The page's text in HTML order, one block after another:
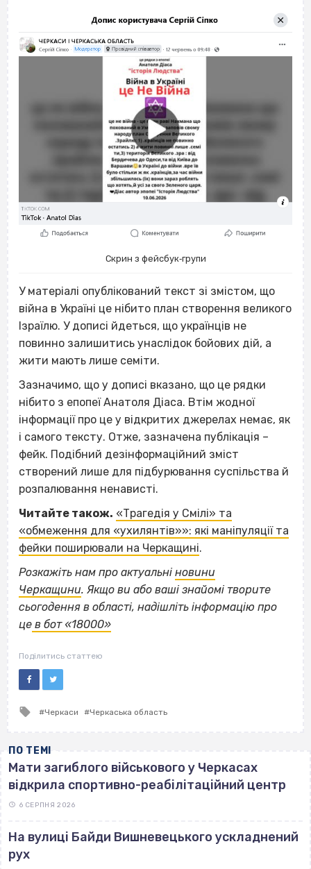
Скрин з фейсбук‐групи
У матеріалі опублікований текст зі змістом, що
війна в Україні це нібито план створення великого
Ізраїлю. У дописі йдеться, що українців не
повинно залишитись унаслідок бойових дій, а
жити мають лише семіти.
Зазначимо, що у дописі вказано, що це рядки
нібито з епопеї Анатоля Діаса. Втім жодної
інформації про це у відкритих джерелах немає, як
і самого тексту. Отже, зазначена публікація –
фейк. Подібний дезінформаційний зміст
створений лише для підбурювання суспільства й
розпалювання ненависті.
Читайте також. «Трагедія у Смілі» та
«обмеження для «ухилянтів»»: які маніпуляції та
фейки поширювали на Черкащині.
Розкажіть нам про актуальні новини
Черкащини. Якщо ви або ваші знайомі творите
сьогодення в області, надішліть інформацію про
це в бот «18000»
Поділитись статтею
Tagged
Черкаси Черкаська область
ПО ТЕМІ
Мати загиблого військового у Черкасах
відкрила спортивно-реабілітаційний центр
6 СЕРПНЯ 2026
На вулиці Байди Вишневецького ускладнений
рух